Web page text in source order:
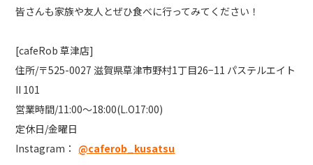
皆さんも家族や友人とぜひ食べに行ってみてください！
[cafeRob 草津店]
住所/〒525-0027 滋賀県草津市野村1丁目26−11 パステルエイト
II 101
営業時間/11:00〜18:00(L.O17:00)
定休日/金曜日
Instagram： @caferob_kusatsu